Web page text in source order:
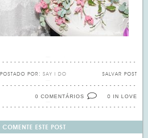
SALVAR POST
POSTADO POR: SAY I DO
0 IN LOVE
0 COMENTÁRIOS
COMENTE ESTE POST